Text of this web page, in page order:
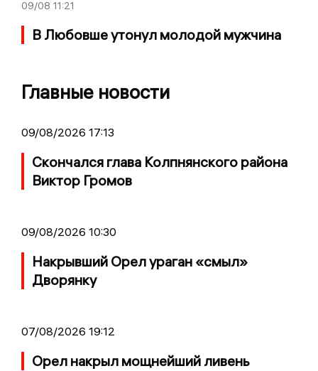
09/08 11:21
В Любовше утонул молодой мужчина
Главные новости
09/08/2026 17:13
Скончался глава Колпнянского района
Виктор Громов
09/08/2026 10:30
Накрывший Орел ураган «смыл»
Дворянку
07/08/2026 19:12
Орел накрыл мощнейший ливень